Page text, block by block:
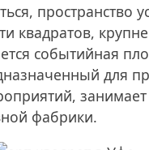
пространство
квадратов,
событийная
для
фабрики.